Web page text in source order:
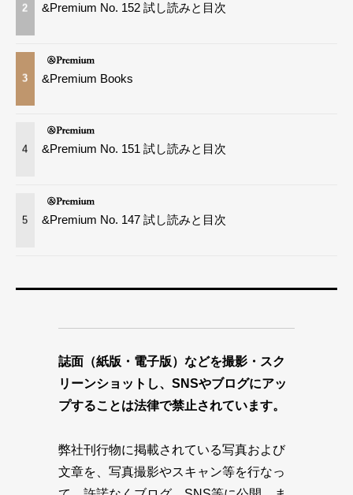
2 &Premium No. 152 試し読みと目次
3 &Premium Books
4 &Premium No. 151 試し読みと目次
5 &Premium No. 147 試し読みと目次
誌面（紙版・電子版）などを撮影・スク
リーンショットし、SNSやブログにアッ
プすることは法律で禁止されています。
弊社刊行物に掲載されている写真および
文章を、写真撮影やスキャン等を行なっ